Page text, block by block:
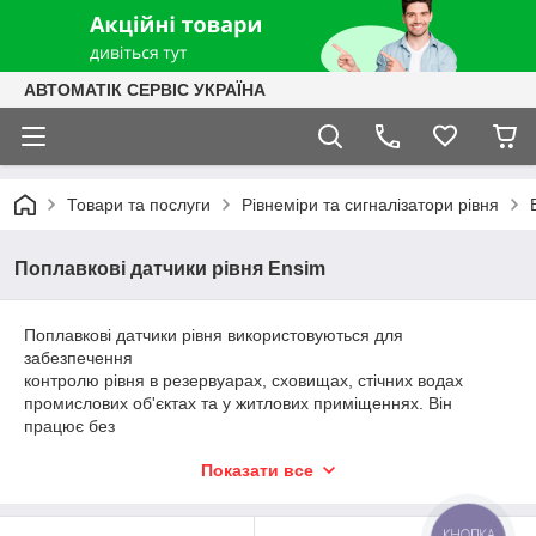
АВТОМАТІК СЕРВІС УКРАЇНА
Товари та послуги Рівнеміри та сигналізатори рівня
Поплавкові датчики рівня Ensim
Поплавкові датчики рівня використовуються для
забезпечення
контролю рівня в резервуарах, сховищах, стічних водах
промислових об'єктах та у житлових приміщеннях. Він
працює без
механічній конструкції без засмічення. Кабель із
каучуку використовується для захисту від різних рідин та для
Показати все